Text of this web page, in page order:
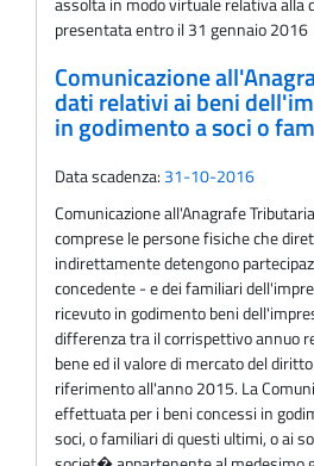
presentata entro il 31 gennaio 2016
Comunicazione
dati relativi ai beni
in godimento a soci o
Data scadenza: 31-10-2016
Comunicazione all'Anagrafe
comprese le persone fisiche che
indirettamente detengono
concedente - e dei familiari
ricevuto in godimento beni
differenza tra il corrispettivo annuo
bene ed il valore di mercato del
riferimento all'anno 2015. La
effettuata per i beni concessi in
soci, o familiari di questi ultimi, o ai